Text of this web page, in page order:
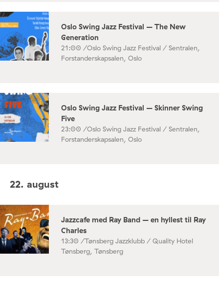
Oslo Swing Jazz Festival – The New
Generation
21:00 /Oslo Swing Jazz Festival / Sentralen,
Forstanderskapsalen, Oslo
Oslo Swing Jazz Festival – Skinner Swing
Five
23:00 /Oslo Swing Jazz Festival / Sentralen,
Forstanderskapsalen, Oslo
22. august
Jazzcafe med Ray Band – en hyllest til Ray
Charles
13:30 /Tønsberg Jazzklubb / Quality Hotel
Tønsberg, Tønsberg